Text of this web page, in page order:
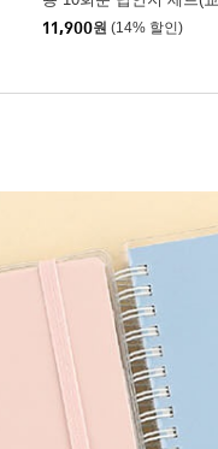
논술+교육과정)
11,900원 (14% 할인)